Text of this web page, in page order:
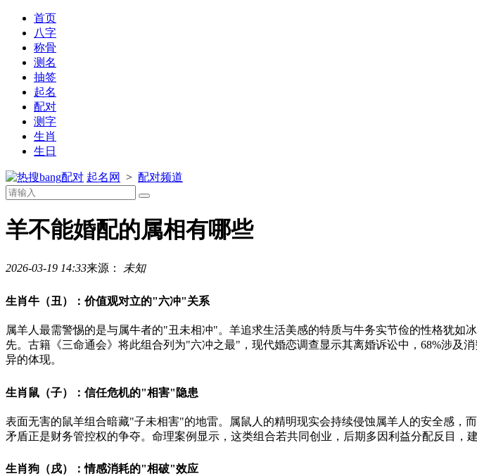
首页
八字
称骨
测名
抽签
起名
配对
测字
生肖
生日
配对 起名网 > 配对频道
羊不能婚配的属相有哪些
2026-03-19 14:33来源： 未知
生肖牛（丑）：价值观对立的"六冲"关系
属羊人最需警惕的是与属牛者的"丑未相冲"。羊追求生活美感的特质与牛务实节俭的性格犹
先。古籍《三命通会》将此组合列为"六冲之最"，现代婚恋调查显示其离婚诉讼中，68%涉
异的体现。
生肖鼠（子）：信任危机的"相害"隐患
表面无害的鼠羊组合暗藏"子未相害"的地雷。属鼠人的精明现实会持续侵蚀属羊人的安全感
矛盾正是财务管控权的争夺。命理案例显示，这类组合若共同创业，后期多因利益分配反目，
生肖狗（戌）：情感消耗的"相破"效应